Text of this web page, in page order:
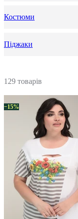
Костюми
Піджаки
129 товарів
−15%